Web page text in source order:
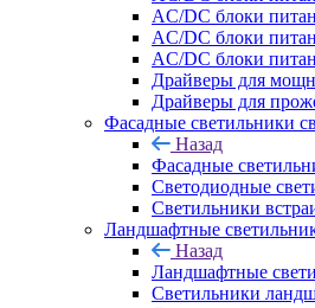
AC/DC блоки
AC/DC блоки
AC/DC блоки
Драйверы для
Драйверы для
Фасадные светильники
Назад
Фасадные
Светодиодные
Светильники
Ландшафтные
Назад
Ландшафтные
Светильники